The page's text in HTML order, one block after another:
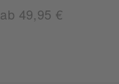
ab 49,95 €